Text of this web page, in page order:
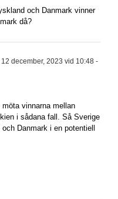
och Danmark vinner
då?
12 december, 2023 vid 10:48 -
vinnarna mellan
i sådana fall. Så Sverige
Danmark i en potentiell